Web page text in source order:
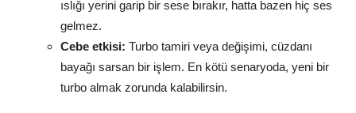
ıslığı yerini garip bir sese bırakır, hatta bazen hiç ses
gelmez.
Cebe etkisi: Turbo tamiri veya değişimi, cüzdanı
bayağı sarsan bir işlem. En kötü senaryoda, yeni bir
turbo almak zorunda kalabilirsin.